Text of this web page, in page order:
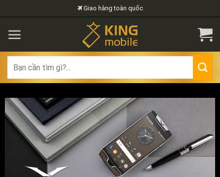
to
content
Giao hàng toàn quốc
for: